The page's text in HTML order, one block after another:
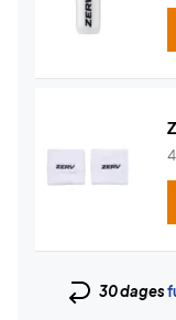
30 dages